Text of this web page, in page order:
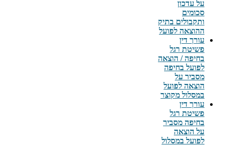
על עדכון
סכומים
ותקבולים בתיק
ההוצאה לפועל
עורך דין
פשיטת רגל
בחיפה / הוצאה
לפועל בחיפה
מסביר על
הוצאה לפועל
במסלול מקוצר
עורך דין
פשיטת רגל
בחיפה מסביר
על הוצאה
לפועל במסלול